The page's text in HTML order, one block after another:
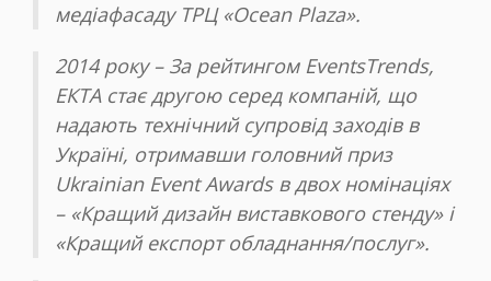
медіафасаду ТРЦ «Ocean Plaza».
2014 року – За рейтингом EventsTrends,
ЕКТА стає другою серед компаній, що
надають технічний супровід заходів в
Україні, отримавши головний приз
Ukrainian Event Awards в двох номінаціях
– «Кращий дизайн виставкового стенду» і
«Кращий експорт обладнання/послуг».